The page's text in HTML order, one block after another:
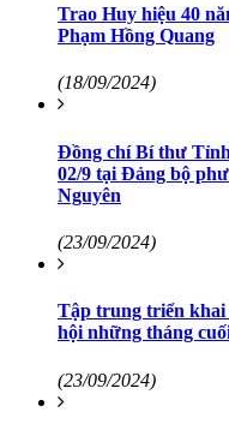
Trao Huy hiệu 40
Phạm Hồng Quang
(18/09/2024)
Đồng chí Bí thư
02/9 tại Đảng bộ
Nguyên
(23/09/2024)
Tập trung triển khai
hội những tháng
(23/09/2024)